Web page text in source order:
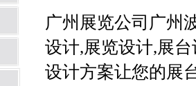
广州展览公司 广州
设计,展览设计,展
设计方案让您的展